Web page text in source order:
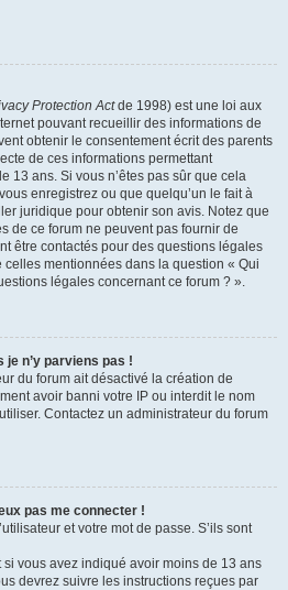
Protection Actde 1998) est une loi aux
pouvant recueillir des informations de
obtenir le consentement écrit des parents
de ces informations permettant
13 ans. Si vous n’êtes pas sûr que cela
enregistrez ou que quelqu’un le fait à
juridique pour obtenir son avis. Notez que
de ce forum ne peuvent pas fournir de
être contactés pour des questions légales
celles mentionnées dans la question « Qui
légales concernant ce forum ? ».
je n’y parviens pas !
du forum ait désactivé la création de
avoir banni votre IP ou interdit le nom
Contactez un administrateur du forum
pas me connecter !
et votre mot de passe. S’ils sont
si vous avez indiqué avoir moins de 13 ans
devrez suivre les instructions reçues par